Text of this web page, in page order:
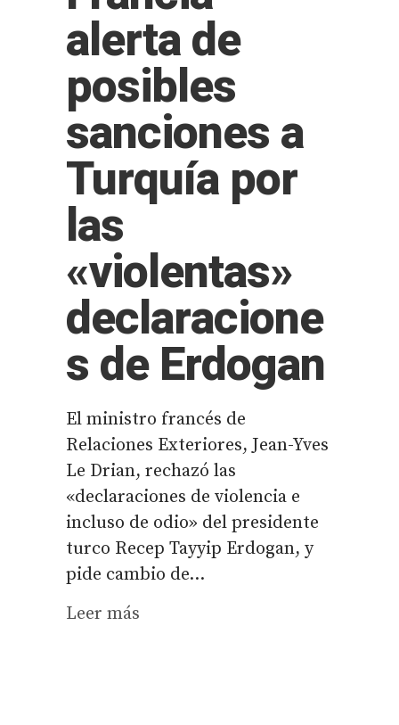
alerta de
posibles
sanciones a
Turquía por
las
«violentas»
declaracione
s de Erdogan
El ministro francés de
Relaciones Exteriores, Jean-Yves
Le Drian, rechazó las
«declaraciones de violencia e
incluso de odio» del presidente
turco Recep Tayyip Erdogan, y
pide cambio de...
Leer más